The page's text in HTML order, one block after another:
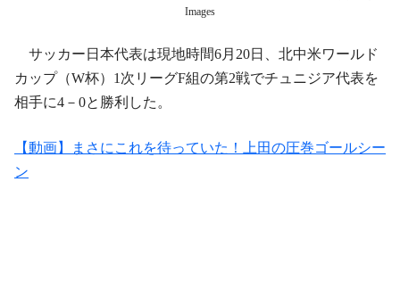
Images
サッカー日本代表は現地時間6月20日、北中米ワールド
カップ（W杯）1次リーグF組の第2戦でチュニジア代表を
相手に4－0と勝利した。
【動画】まさにこれを待っていた！上田の圧巻ゴールシー
ン